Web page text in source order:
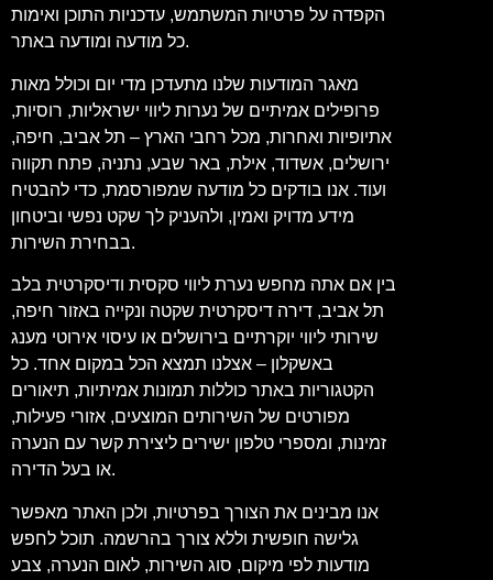
הקפדה על פרטיות המשתמש, עדכניות התוכן ואימות
כל מודעה ומודעה באתר.
מאגר המודעות שלנו מתעדכן מדי יום וכולל מאות
פרופילים אמיתיים של נערות ליווי ישראליות, רוסיות,
אתיופיות ואחרות, מכל רחבי הארץ – תל אביב, חיפה,
ירושלים, אשדוד, אילת, באר שבע, נתניה, פתח תקווה
ועוד. אנו בודקים כל מודעה שמפורסמת, כדי להבטיח
מידע מדויק ואמין, ולהעניק לך שקט נפשי וביטחון
בבחירת השירות.
בין אם אתה מחפש נערת ליווי סקסית ודיסקרטית בלב
תל אביב, דירה דיסקרטית שקטה ונקייה באזור חיפה,
שירותי ליווי יוקרתיים בירושלים או עיסוי אירוטי מענג
באשקלון – אצלנו תמצא הכל במקום אחד. כל
הקטגוריות באתר כוללות תמונות אמיתיות, תיאורים
מפורטים של השירותים המוצעים, אזורי פעילות,
זמינות, ומספרי טלפון ישירים ליצירת קשר עם הנערה
או בעל הדירה.
אנו מבינים את הצורך בפרטיות, ולכן האתר מאפשר
גלישה חופשית וללא צורך בהרשמה. תוכל לחפש
מודעות לפי מיקום, סוג השירות, לאום הנערה, צבע